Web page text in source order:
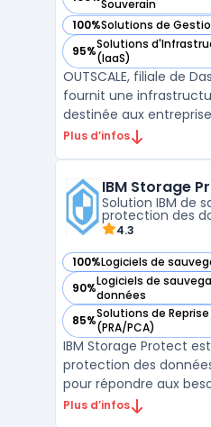
Souverain
100%Solutions de
— voir Outscale dans
95%Solutions
(IaaS)
— voir Outscale dans
OUTSCALE, filiale de
fournit une
destinée aux
organisations
données en conformité
L’ensemble des
Plus d’infos
IBM Storage
Solution IBM de
protection des
4.3
100%Logiciels de
— voir IBM Storage
90%Logiciels de
données
— voir IBM Storage
85%Solutions de
(PRA/PCA)
— voir IBM Storage
IBM Storage Protect
protection des
pour répondre aux
en matière de
Plus d’infos